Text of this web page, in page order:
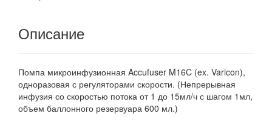
Описание
Помпа микроинфузионная Accufuser M16C (ex. Varicon),
одноразовая с регуляторами скорости. (Непрерывная
инфузия со скоростью потока от 1 до 15мл/ч с шагом 1мл,
объем баллонного резервуара 600 мл.)